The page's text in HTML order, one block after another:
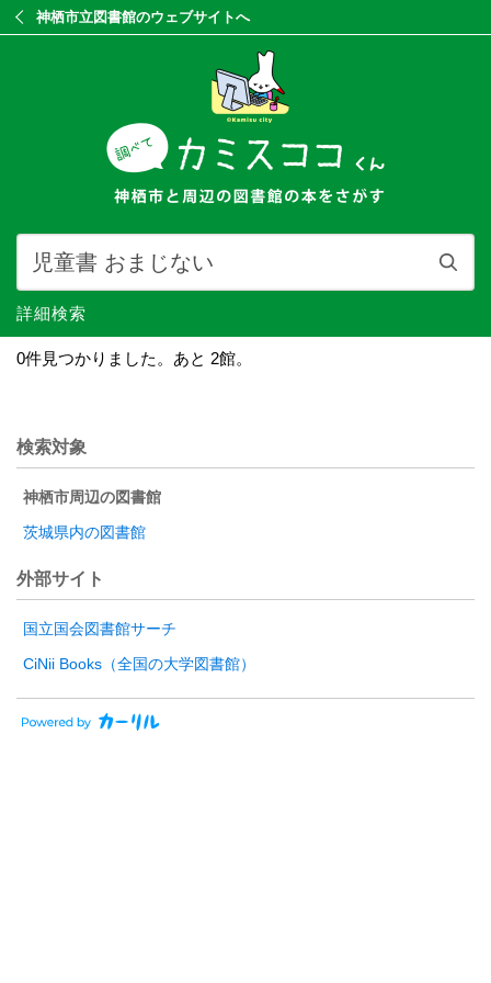
神栖市立図書館のウェブサイトへ
詳細検索
0件見つかりました。あと 2館。
検索対象
神栖市周辺の図書館
茨城県内の図書館
外部サイト
国立国会図書館サーチ
CiNii Books（全国の大学図書館）